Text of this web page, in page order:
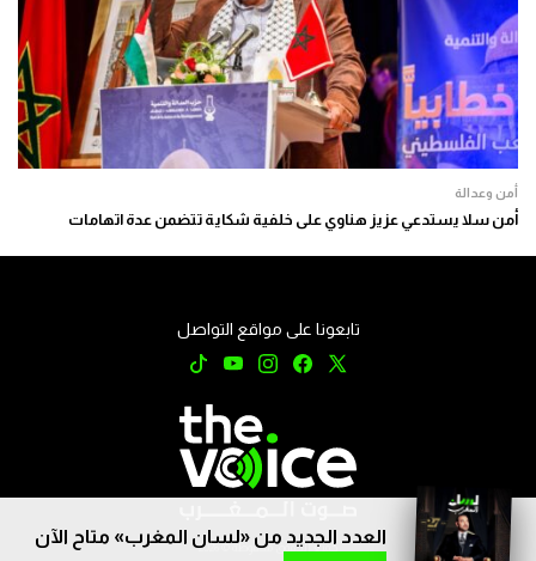
أمن وعدالة
أمن سلا يستدعي عزيز هناوي على خلفية شكاية تتضمن عدة اتهامات
العدد الجديد من «لسان المغرب» متاح الآن
تابعونا على مواقع التواصل
جميع الحقوق محفوظة © 2026